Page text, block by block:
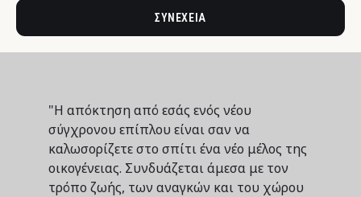
ΣΥΝΈΧΕΙΑ
"Η απόκτηση από εσάς ενός νέου
σύγχρονου επίπλου είναι σαν να
καλωσορίζετε στο σπίτι ένα νέο μέλος της
οικογένειας. Συνδυάζεται άμεσα με τον
τρόπο ζωής, των αναγκών και του χώρου